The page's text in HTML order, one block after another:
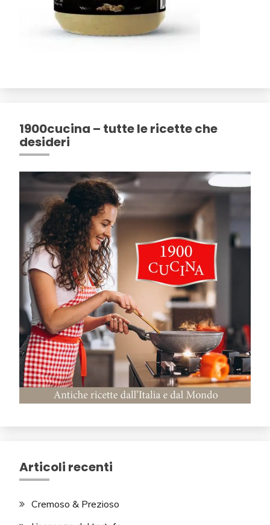
1900cucina – tutte le ricette che
desideri
Articoli recenti
Cremoso & Prezioso